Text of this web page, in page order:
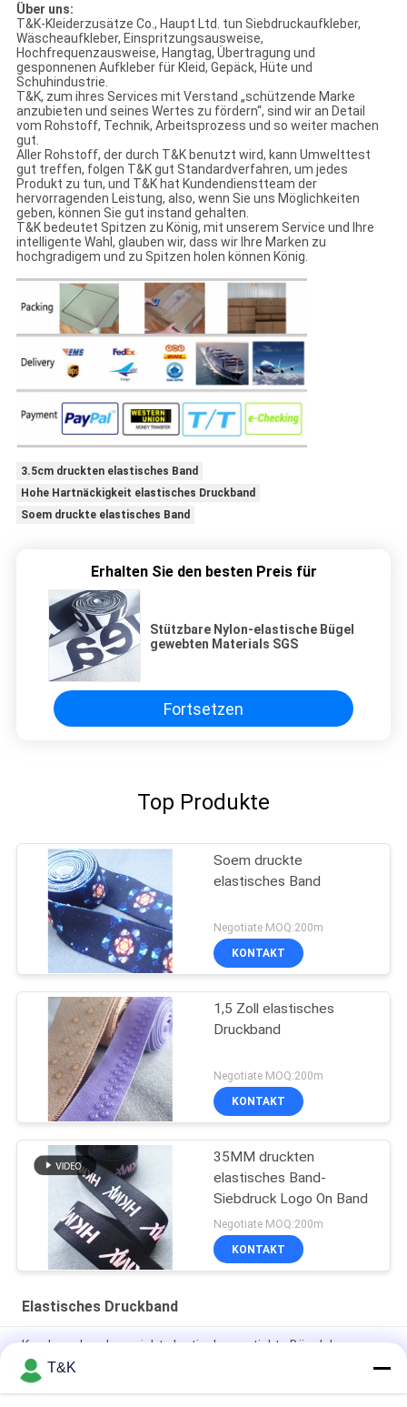
Über uns:
T&K-Kleiderzusätze Co., Haupt Ltd. tun Siebdruckaufkleber,
Wäscheaufkleber, Einspritzungsausweise,
Hochfrequenzausweise, Hangtag, Übertragung und
gesponnenen Aufkleber für Kleid, Gepäck, Hüte und
Schuhindustrie.
T&K, zum ihres Services mit Verstand „schützende Marke
anzubieten und seines Wertes zu fördern“, sind wir an Detail
vom Rohstoff, Technik, Arbeitsprozess und so weiter machen
gut.
Aller Rohstoff, der durch T&K benutzt wird, kann Umwelttest
gut treffen, folgen T&K gut Standardverfahren, um jedes
Produkt zu tun, und T&K hat Kundendienstteam der
hervorragenden Leistung, also, wenn Sie uns Möglichkeiten
geben, können Sie gut instand gehalten.
T&K bedeutet Spitzen zu König, mit unserem Service und Ihre
intelligente Wahl, glauben wir, dass wir Ihre Marken zu
hochgradigem und zu Spitzen holen können König.
3.5cm druckten elastisches Band
Hohe Hartnäckigkeit elastisches Druckband
Soem druckte elastisches Band
Erhalten Sie den besten Preis für
Stützbare Nylon-elastische Bügel
gewebten Materials SGS
Fortsetzen
Top Produkte
Soem druckte
elastisches Band
Negotiate MOQ:200m
KONTAKT
1,5 Zoll elastisches
Druckband
Negotiate MOQ:200m
KONTAKT
35MM druckten
elastisches Band-
Siebdruck Logo On Band
Negotiate MOQ:200m
KONTAKT
Elastisches Druckband
Kundengebundene nicht elastische gestickte Bügel des
Polyester-gewebten Materials
Bunter Logo Nylon 5cm druckte elastisches Band
T&K